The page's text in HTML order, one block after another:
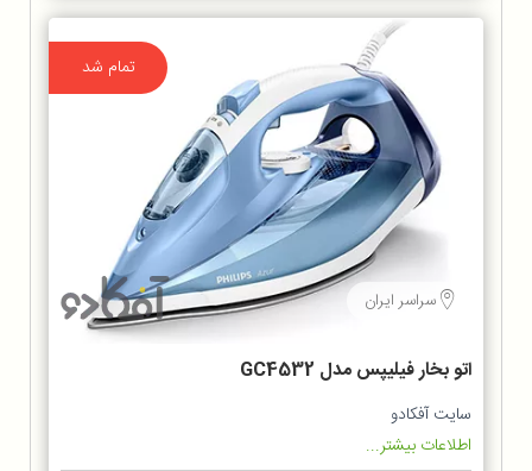
تمام شد
سراسر ایران
اتو بخار فیلیپس مدل GC4532
سایت آفکادو
اطلاعات بیشتر...